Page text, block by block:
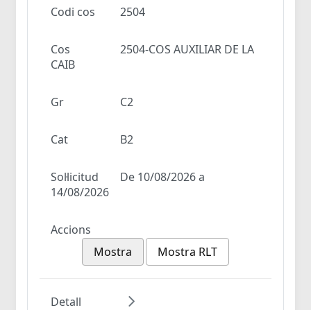
Codi cos 2504
Cos
2504-COS AUXILIAR DE LA
CAIB
Gr C2
Cat B2
Sol·licitud
De 10/08/2026 a
14/08/2026
Accions
Mostra
Mostra RLT
Detall